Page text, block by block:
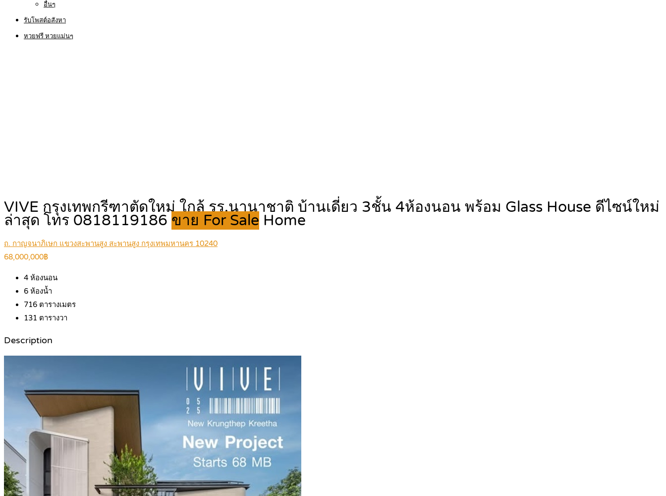
อื่นๆ
รับโพสต์อสังหา
หวยฟรี หวยแม่นๆ
VIVE กรุงเทพกรีฑาตัดใหม่ ใกล้ รร.นานาชาติ บ้านเดี่ยว 3ชั้น 4ห้องนอน พร้อม Glass House ดีไซน์ใหม่
ล่าสุด โทร 0818119186 ขาย For Sale Home
ถ. กาญจนาภิเษก แขวงสะพานสูง สะพานสูง กรุงเทพมหานคร 10240
68,000,000฿
4 ห้องนอน
6 ห้องน้ำ
716 ตารางเมตร
131 ตารางวา
Description